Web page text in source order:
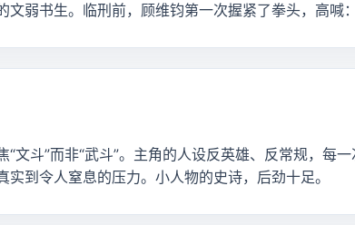
文弱书生。临刑前，顾维钧第一次握紧了拳头，高喊
“文斗”而非“武斗”。主角的人设反英雄、反常规，每
实到令人窒息的压力。小人物的史诗，后劲十足。